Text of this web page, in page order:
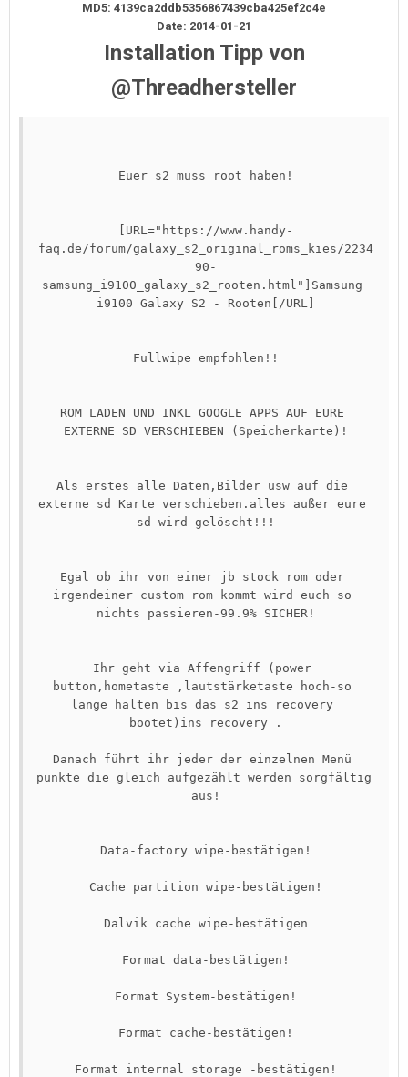
MD5: 4139ca2ddb5356867439cba425ef2c4e
Date: 2014-01-21
Installation Tipp von
@Threadhersteller
Euer s2 muss root haben!
[URL="https://www.handy-
faq.de/forum/galaxy_s2_original_roms_kies/2234
90-
samsung_i9100_galaxy_s2_rooten.html"]Samsung
i9100 Galaxy S2 - Rooten[/URL]
Fullwipe empfohlen!!
ROM LADEN UND INKL GOOGLE APPS AUF EURE
EXTERNE SD VERSCHIEBEN (Speicherkarte)!
Als erstes alle Daten,Bilder usw auf die
externe sd Karte verschieben.alles außer eure
sd wird gelöscht!!!
Egal ob ihr von einer jb stock rom oder
irgendeiner custom rom kommt wird euch so
nichts passieren-99.9% SICHER!
Ihr geht via Affengriff (power
button,hometaste ,lautstärketaste hoch-so
lange halten bis das s2 ins recovery
bootet)ins recovery .
Danach führt ihr jeder der einzelnen Menü
punkte die gleich aufgezählt werden sorgfältig
aus!
Data-factory wipe-bestätigen!
Cache partition wipe-bestätigen!
Dalvik cache wipe-bestätigen
Format data-bestätigen!
Format System-bestätigen!
Format cache-bestätigen!
Format internal storage -bestätigen!